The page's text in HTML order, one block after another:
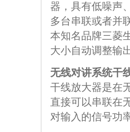
器，具有低噪声
多台串联或者并
本知名品牌三菱
大小自动调整输
无线对讲系统干
干线放大器是在
直接可以串联在
对输入的信号功